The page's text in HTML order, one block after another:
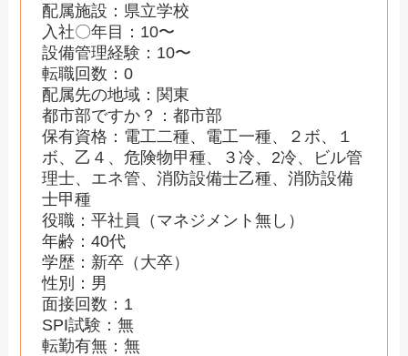
配属施設：県立学校
入社〇年目：10〜
設備管理経験：10〜
転職回数：0
配属先の地域：関東
都市部ですか？：都市部
保有資格：電工二種、電工一種、２ボ、１
ボ、乙４、危険物甲種、３冷、2冷、ビル管
理士、エネ管、消防設備士乙種、消防設備
士甲種
役職：平社員（マネジメント無し）
年齢：40代
学歴：新卒（大卒）
性別：男
面接回数：1
SPI試験：無
転勤有無：無